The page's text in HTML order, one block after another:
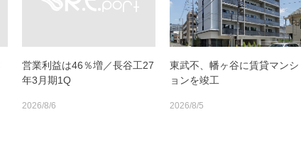
営業利益は46％増／長谷工27
年3月期1Q
2026/8/6
東武不、幡ヶ谷に賃貸マンシ
ョンを竣工
2026/8/5